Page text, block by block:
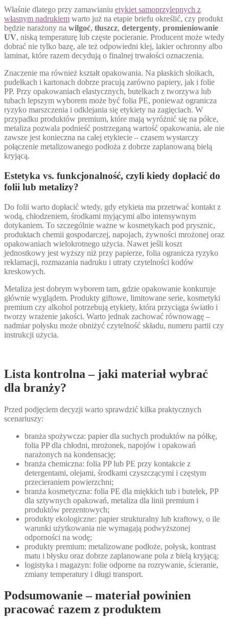
Właśnie dlatego przy zamawianiu etykiet samoprzylepnych z
własnym nadrukiem warto już na etapie briefu określić, czy produkt
będzie narażony na wilgoć, tłuszcz, detergenty, promieniowanie
UV, niską temperaturę lub częste pocieranie. Producent może wtedy
dobrać nie tylko bazę, ale też odpowiedni klej, lakier ochronny albo
laminat, które razem decydują o finalnej trwałości oznaczenia.
Znaczenie ma również kształt opakowania. Na płaskich słoikach,
pudełkach i kartonach dobrze pracują zarówno papiery, jak i folie
PP. Przy opakowaniach elastycznych, butelkach z tworzywa lub
tubach lepszym wyborem może być folia PE, ponieważ ogranicza
ryzyko marszczenia i odklejania się etykiety na zagięciach. W
przypadku produktów premium, które mają wyróżnić się na półce,
metaliza pozwala podnieść postrzeganą wartość opakowania, ale nie
zawsze jest konieczna na całej etykiecie – czasem wystarczy
połączenie metalizowanego podłoża z dobrze zaplanowaną bielą
kryjącą.
Estetyka vs. funkcjonalność, czyli kiedy dopłacić do
folii lub metalizy?
Do folii warto dopłacić wtedy, gdy etykieta ma przetrwać kontakt z
wodą, chłodzeniem, środkami myjącymi albo intensywnym
dotykaniem. To szczególnie ważne w kosmetykach pod prysznic,
produktach chemii gospodarczej, napojach, żywności mrożonej oraz
opakowaniach wielokrotnego użycia. Nawet jeśli koszt
jednostkowy jest wyższy niż przy papierze, folia ogranicza ryzyko
reklamacji, rozmazania nadruku i utraty czytelności kodów
kreskowych.
Metaliza jest dobrym wyborem tam, gdzie opakowanie konkuruje
głównie wyglądem. Produkty giftowe, limitowane serie, kosmetyki
premium czy alkohol potrzebują etykiety, która przyciąga światło i
tworzy wrażenie jakości. Warto jednak zachować równowagę –
nadmiar połysku może obniżyć czytelność składu, numeru partii czy
instrukcji użycia.
Lista kontrolna – jaki materiał wybrać
dla branży?
Przed podjęciem decyzji warto sprawdzić kilka praktycznych
scenariuszy:
branża spożywcza: papier dla suchych produktów na półkę,
folia PP dla chłodni, mrożonek, napojów i opakowań
narażonych na kondensację;
branża chemiczna: folia PP lub PE przy kontakcie z
detergentami, olejami, środkami czyszczącymi i częstym
przecieraniem powierzchni;
branża kosmetyczna: folia PE dla miękkich tub i butelek, PP
dla sztywnych opakowań, metaliza dla linii premium i
produktów prezentowych;
produkty ekologiczne: papier strukturalny lub kraftowy, o ile
warunki użytkowania nie wymagają podwyższonej
odporności na wodę;
produkty premium: metalizowane podłoże, połysk, kontrast
matu i błysku oraz dobrze zaplanowane pola z bielą kryjącą;
logistyka i magazyn: folie odporne na rozrywanie, ścieranie,
zmiany temperatury i długi transport.
Podsumowanie – materiał powinien
pracować razem z produktem